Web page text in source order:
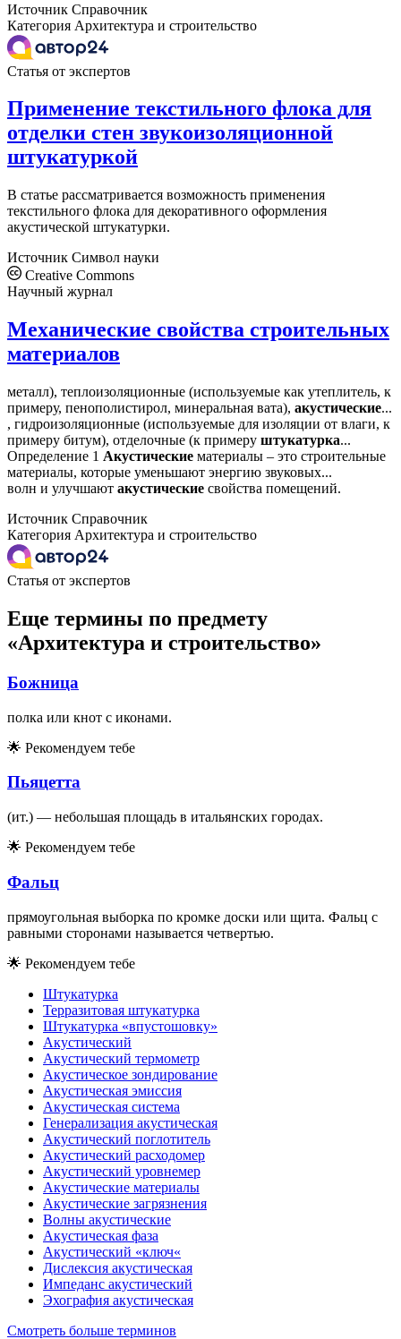
Источник Справочник
Категория Архитектура и строительство
Статья от экспертов
Применение текстильного флока для
отделки стен звукоизоляционной
штукатуркой
В статье рассматривается возможность применения
текстильного флока для декоративного оформления
акустической штукатурки.
Источник Символ науки
Creative Commons
Научный журнал
Механические свойства строительных
материалов
металл), теплоизоляционные (используемые как утеплитель, к
примеру, пенополистирол, минеральная вата), акустические...
, гидроизоляционные (используемые для изоляции от влаги, к
примеру битум), отделочные (к примеру штукатурка...
Определение 1 Акустические материалы – это строительные
материалы, которые уменьшают энергию звуковых...
волн и улучшают акустические свойства помещений.
Источник Справочник
Категория Архитектура и строительство
Статья от экспертов
Еще термины по предмету
«Архитектура и строительство»
Божница
полка или кнот с иконами.
🌟 Рекомендуем тебе
Пьяцетта
(ит.) — небольшая площадь в итальянских городах.
🌟 Рекомендуем тебе
Фальц
прямоугольная выборка по кромке доски или щита. Фальц с
равными сторонами называется четвертью.
🌟 Рекомендуем тебе
Штукатурка
Терразитовая штукатурка
Штукатурка «впустошовку»
Акустический
Акустический термометр
Акустическое зондирование
Акустическая эмиссия
Акустическая система
Генерализация акустическая
Акустический поглотитель
Акустический расходомер
Акустический уровнемер
Акустические материалы
Акустические загрязнения
Волны акустические
Акустическая фаза
Акустический «ключ«
Дислексия акустическая
Импеданс акустический
Эхография акустическая
Смотреть больше терминов